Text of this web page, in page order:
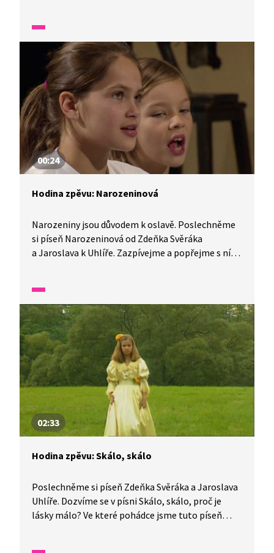
00:24
Hodina zpěvu: Narozeninová
Narozeniny jsou důvodem k oslavě. Poslechněme
si píseň Narozeninová od Zdeňka Svěráka
a Jaroslava k Uhlíře. Zazpívejme a popřejme s ní
02:33
Hodina zpěvu: Skálo, skálo
Poslechněme si píseň Zdeňka Svěráka a Jaroslava
Uhlíře. Dozvíme se v písni Skálo, skálo, proč je
lásky málo? Ve které pohádce jsme tuto píseň